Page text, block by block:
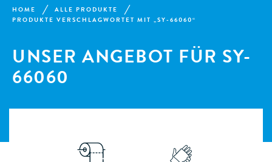
HOME
ALLE PRODUKTE
PRODUKTE VERSCHLAGWORTET MIT „SY-66060“
UNSER ANGEBOT FÜR SY-
66060